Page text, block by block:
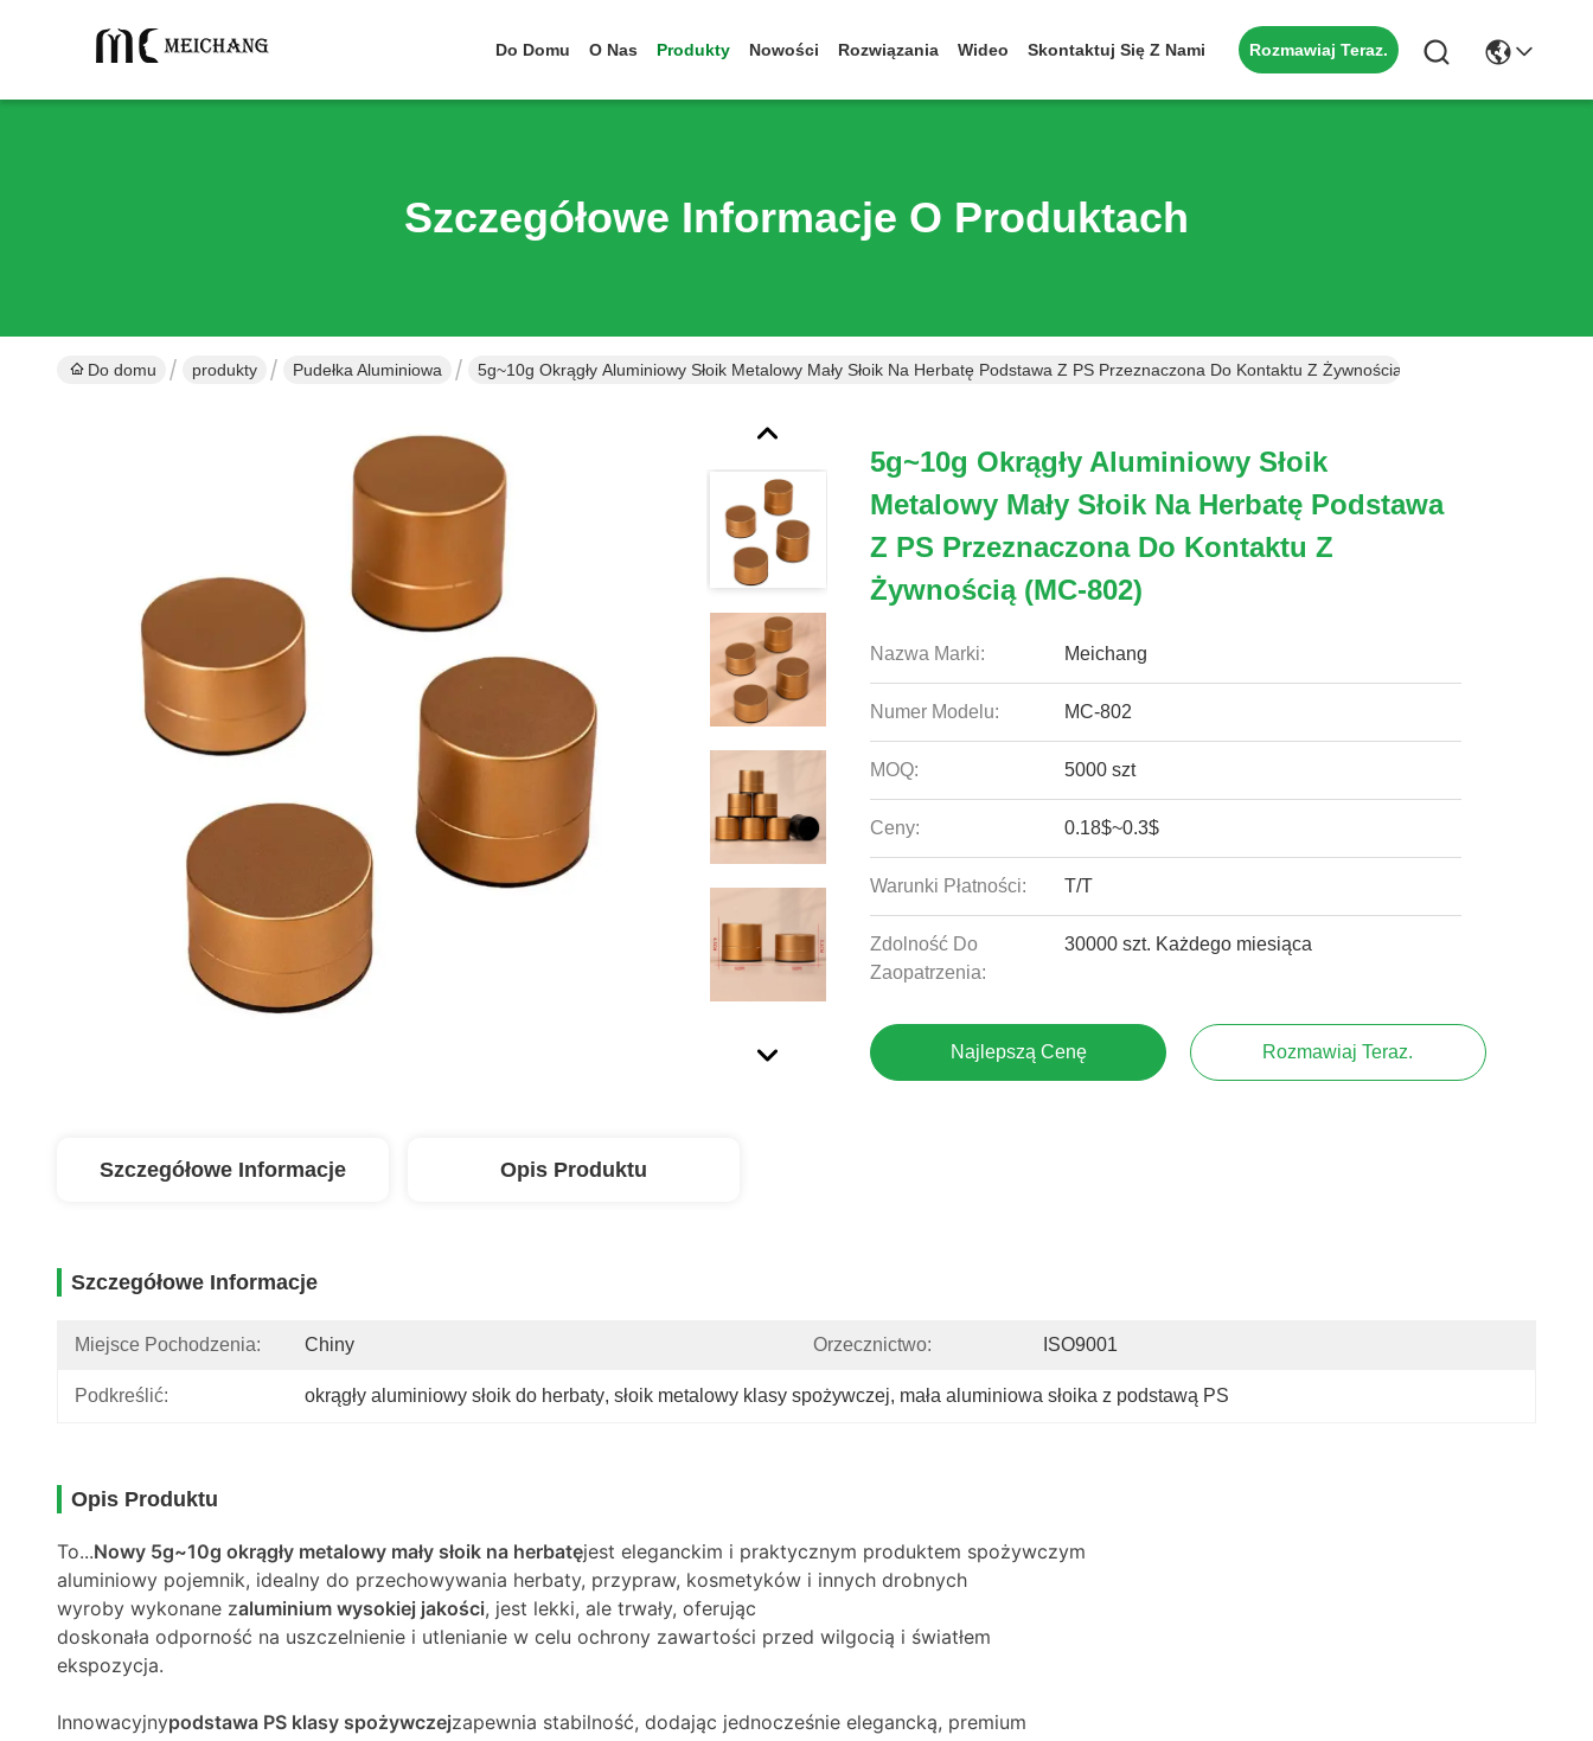
Do Domu O Nas Produkty Nowości Rozwiązania Wideo Skontaktuj Się Z Nami Rozmawiaj Teraz.
Szczegółowe Informacje O Produktach
Do domu produkty Pudełka Aluminiowa 5g~10g Okrągły Aluminiowy Słoik Metalowy Mały Słoik Na Herbatę Podstawa Z PS Przeznaczona Do Kontaktu Z Żywnością (MC-802)
5g~10g Okrągły Aluminiowy Słoik
Metalowy Mały Słoik Na Herbatę Podstawa
Z PS Przeznaczona Do Kontaktu Z
Żywnością (MC-802)
Nazwa Marki: Meichang
Numer Modelu: MC-802
MOQ: 5000 szt
Ceny: 0.18$~0.3$
Warunki Płatności: T/T
Zdolność Do
Zaopatrzenia:
30000 szt. Każdego miesiąca
Najlepszą Cenę Rozmawiaj Teraz.
Szczegółowe Informacje Opis Produktu
Szczegółowe Informacje
Miejsce Pochodzenia: Chiny Orzecznictwo: ISO9001
Podkreślić: okrągły aluminiowy słoik do herbaty, słoik metalowy klasy spożywczej, mała aluminiowa słoika z podstawą PS
Opis Produktu
To...Nowy 5g~10g okrągły metalowy mały słoik na herbatęjest eleganckim i praktycznym produktem spożywczym
aluminiowy pojemnik, idealny do przechowywania herbaty, przypraw, kosmetyków i innych drobnych
wyroby wykonane zaluminium wysokiej jakości, jest lekki, ale trwały, oferując
doskonała odporność na uszczelnienie i utlenianie w celu ochrony zawartości przed wilgocią i światłem
ekspozycja.
Innowacyjnypodstawa PS klasy spożywczejzapewnia stabilność, dodając jednocześnie elegancką, premium